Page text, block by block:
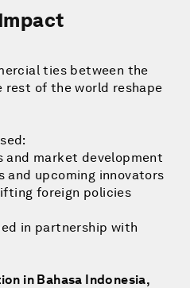
ties between the
rest of the world reshape
and market development
and upcoming innovators
foreign policies
in partnership with
in Bahasa Indonesia,